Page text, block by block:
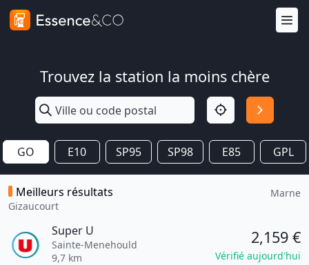
Trouvez la station la moins chère
GO E10 SP95 SP98 E85 GPL
Meilleurs résultats
Gizaucourt
Marne
Super U
Sainte-Menehould
9,7 km
2,159 €
Vérifié aujourd'hui